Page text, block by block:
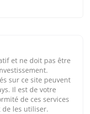
et ne doit pas être
sur ce site peuvent
Il est de votre
de ces services
de les utiliser.